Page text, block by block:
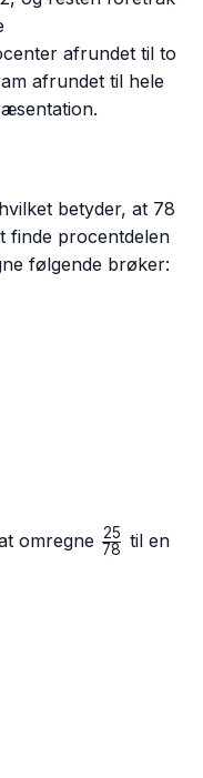
afrundet til to
afrundet til hele
betyder, at 78
finde procentdelen
følgende brøker:
omregne \frac{25}
78
25 til en